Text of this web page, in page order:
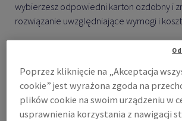
wybierzesz odpowiedni karton ozdobny i
rozwiązanie uwzględniające wymogi i
Poprzez kliknięcie na „Akceptacja
cookie” jest wyrażona zgoda na
plików cookie na swoim urządzeniu w
usprawnienia korzystania z nawigacji